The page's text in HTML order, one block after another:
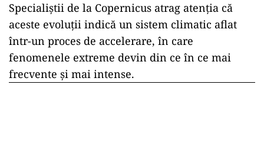
Specialiștii de la Copernicus atrag atenția că
aceste evoluții indică un sistem climatic aflat
într-un proces de accelerare, în care
fenomenele extreme devin din ce în ce mai
frecvente și mai intense.